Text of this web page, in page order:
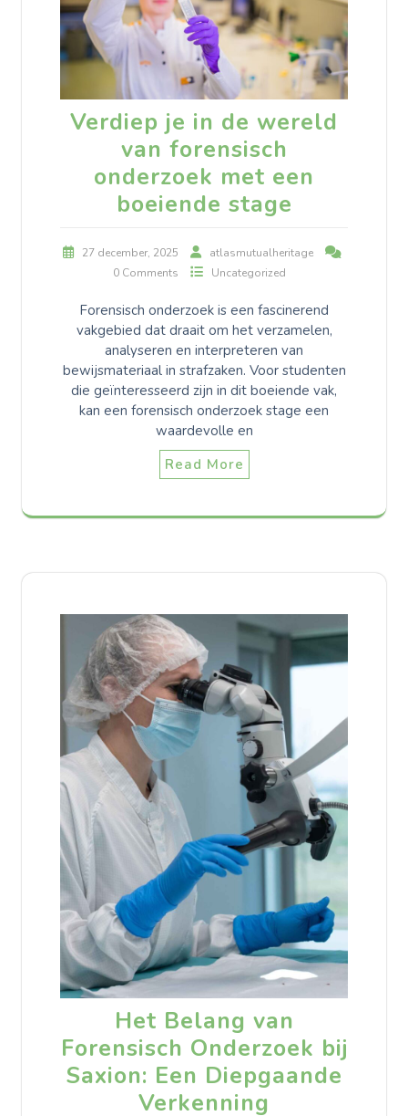
Verdiep je in de wereld
van forensisch
onderzoek met een
boeiende stage
27 december, 2025
atlasmutualheritage
0 Comments
Uncategorized
Forensisch onderzoek is een fascinerend
vakgebied dat draait om het verzamelen,
analyseren en interpreteren van
bewijsmateriaal in strafzaken. Voor studenten
die geïnteresseerd zijn in dit boeiende vak,
kan een forensisch onderzoek stage een
waardevolle en
Read More
Het Belang van
Forensisch Onderzoek bij
Saxion: Een Diepgaande
Verkenning